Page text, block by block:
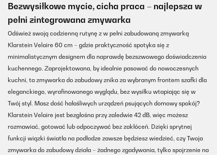
Bezwysiłkowe mycie, cicha praca – najlepsza w
pełni zintegrowana zmywarka
Odśwież swoją codzienną rutynę z w pełni zabudowaną zmywarką
Klarstein Velaire 60 cm – gdzie praktyczność spotyka się z
minimalistycznym designem dla naprawdę bezszwowego doświadczenia
kuchennego. Zaprojektowana, by idealnie pasować do nowoczesnych
kuchni, ta zmywarka do zabudowy znika za wybranym frontem szafki dla
eleganckiego, wyrafinowanego wyglądu, bez wysiłku wtapiając się w
Twój styl. Masz dość hałaśliwych urządzeń psujących domowy spokój?
Klarstein Velaire jest bezgłośna przy zaledwie 42 dB, więc możesz
rozmawiać, gotować lub odpoczywać bez zakłóceń. Dzięki sprytnej
funkcji wiązki światła na podłodze zawsze będziesz wiedzieć, czy Twoja
zmywarka do zabudowy działa – żadnego zgadywania, tylko spojrzenie na